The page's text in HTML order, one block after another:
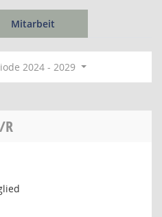
Mitarbeit
2024 - 2029
R